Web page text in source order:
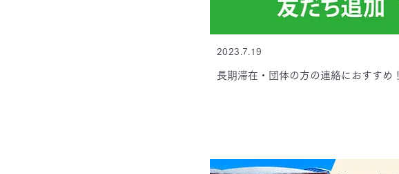
2023.7.19
長期滞在・団体の方の連絡におすすめ！